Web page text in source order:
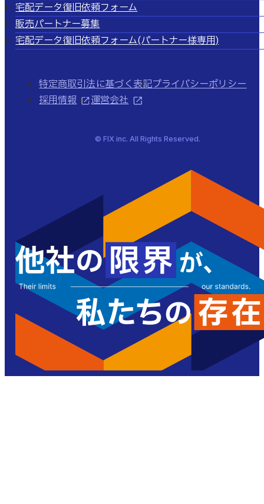
宅配データ復旧依頼フォーム
販売パートナー募集
宅配データ復旧依頼フォーム(パートナー様専用)
特定商取引法に基づく表記プライバシーポリシー
採用情報
運営会社
© FIX inc. All Rights Reserved.